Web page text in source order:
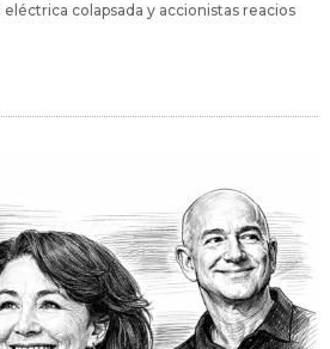
colapsada y accionistas reacios